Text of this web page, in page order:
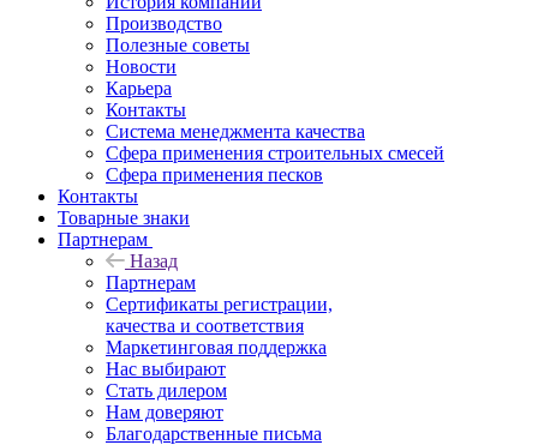
Производство
Полезные советы
Новости
Карьера
Контакты
Система менеджмента качества
Сфера применения строительных смесей
Сфера применения песков
Контакты
Товарные знаки
Партнерам
Назад
Партнерам
Сертификаты регистрации,
качества и соответствия
Маркетинговая поддержка
Нас выбирают
Стать дилером
Нам доверяют
Благодарственные письма